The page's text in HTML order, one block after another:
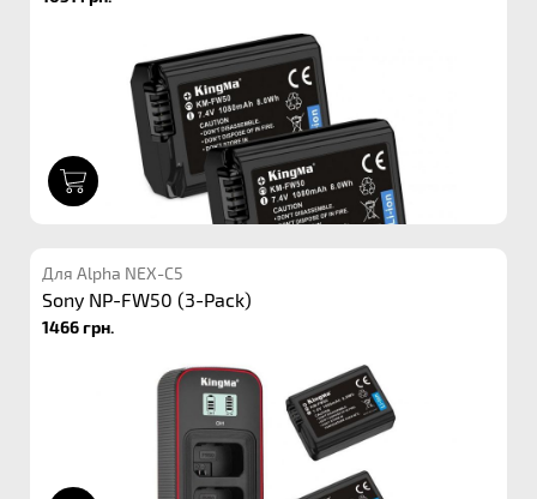
Для Alpha NEX-C5
Sony NP-FW50 (3-Pack)
1466 грн.